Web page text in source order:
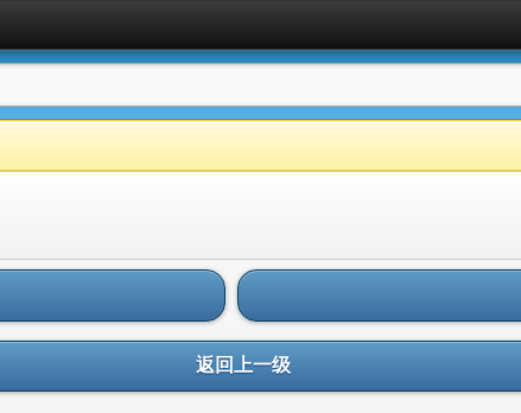
返回上一级